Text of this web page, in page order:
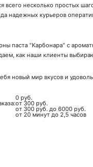
всего несколько простых
надежных курьеров
паста "Карбонара" с
как наши клиенты
новый мир вкусов и
0 руб.
от 300 руб.
от 300 руб. до 6000 руб.
от 20 минут до 2,5 часов